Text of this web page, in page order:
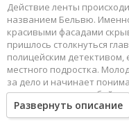
Действие ленты
названием Бельвю.
красивыми фасадами
пришлось столкнуться
полицейским детективом,
местного подростка.
за дело и начинает
может скрываться
совершено кем-то из
С каждым днем список
Развернуть описание